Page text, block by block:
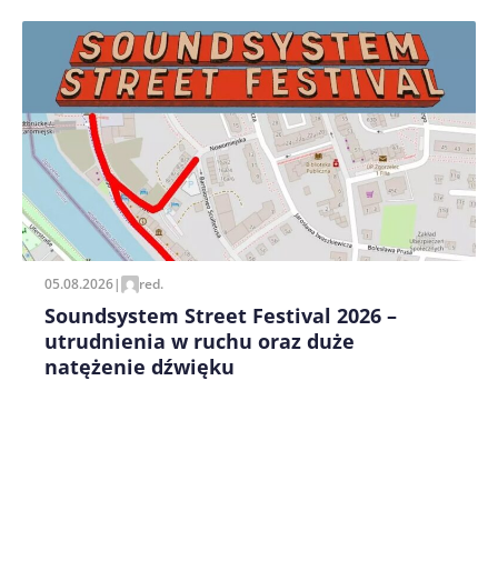
Zapamiętaj moje dane w tej przeglądarce podczas
pisania kolejnych komentarzy.
05.08.2026| red.
Soundsystem Street Festival 2026 –
utrudnienia w ruchu oraz duże
natężenie dźwięku